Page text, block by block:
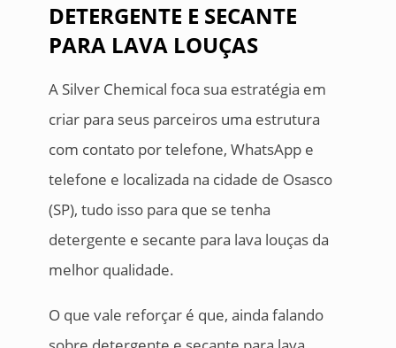
DETERGENTE E SECANTE
PARA LAVA LOUÇAS
A Silver Chemical foca sua estratégia em
criar para seus parceiros uma estrutura
com contato por telefone, WhatsApp e
telefone e localizada na cidade de Osasco
(SP), tudo isso para que se tenha
detergente e secante para lava louças da
melhor qualidade.
O que vale reforçar é que, ainda falando